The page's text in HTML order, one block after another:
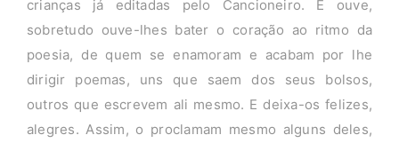
crianças já editadas pelo Cancioneiro. E ouve,
sobretudo ouve-lhes bater o coração ao ritmo da
poesia, de quem se enamoram e acabam por lhe
dirigir poemas, uns que saem dos seus bolsos,
outros que escrevem ali mesmo. E deixa-os felizes,
alegres. Assim, o proclamam mesmo alguns deles,